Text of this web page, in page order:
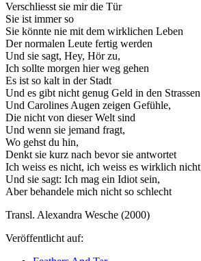
Verschliesst sie mir die Tür
Sie ist immer so
Sie könnte nie mit dem wirklichen Leben
Der normalen Leute fertig werden
Und sie sagt, Hey, Hör zu,
Ich sollte morgen hier weg gehen
Es ist so kalt in der Stadt
Und es gibt nicht genug Geld in den Strassen
Und Carolines Augen zeigen Gefühle,
Die nicht von dieser Welt sind
Und wenn sie jemand fragt,
Wo gehst du hin,
Denkt sie kurz nach bevor sie antwortet
Ich weiss es nicht, ich weiss es wirklich nicht
Und sie sagt: Ich mag ein Idiot sein,
Aber behandele mich nicht so schlecht
Transl. Alexandra Wesche (2000)
Veröffentlicht auf: